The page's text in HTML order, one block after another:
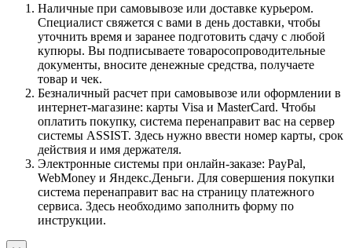
Наличные при самовывозе или доставке курьером.
Специалист свяжется с вами в день доставки, чтобы
уточнить время и заранее подготовить сдачу с любой
купюры. Вы подписываете товаросопроводительные
документы, вносите денежные средства, получаете
товар и чек.
Безналичный расчет при самовывозе или оформлении в
интернет-магазине: карты Visa и MasterCard. Чтобы
оплатить покупку, система перенаправит вас на сервер
системы ASSIST. Здесь нужно ввести номер карты, срок
действия и имя держателя.
Электронные системы при онлайн-заказе: PayPal,
WebMoney и Яндекс.Деньги. Для совершения покупки
система перенаправит вас на страницу платежного
сервиса. Здесь необходимо заполнить форму по
инструкции.